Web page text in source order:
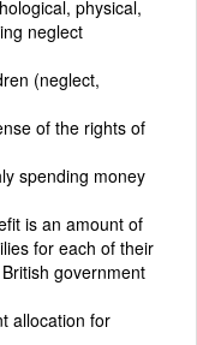
physical,
neglect
(neglect,
of the rights of
spending money
is an amount of
for each of their
government
allocation for